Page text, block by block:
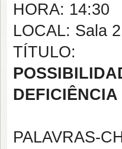
HORA: 14:30
LOCAL: Sala
TÍTULO:
DEFICIÊNCIA
PALAVRAS-